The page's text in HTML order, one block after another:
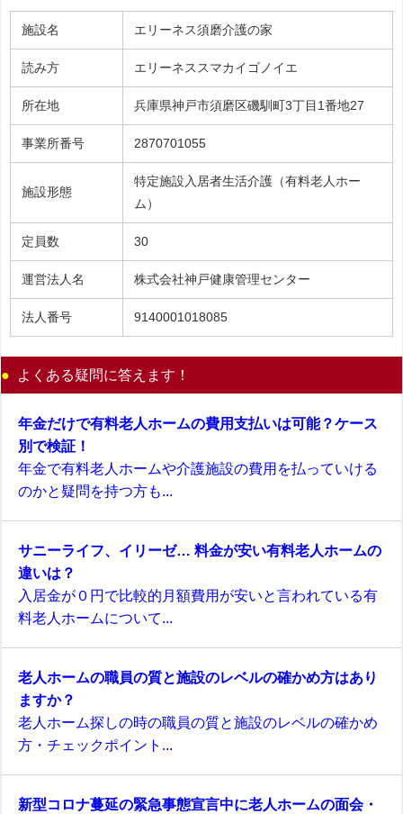
施設名 エリーネス須磨介護の家
読み方 エリーネススマカイゴノイエ
所在地 兵庫県神戸市須磨区磯馴町3丁目1番地27
事業所番号 2870701055
施設形態
特定施設入居者生活介護（有料老人ホー
ム）
定員数 30
運営法人名 株式会社神戸健康管理センター
法人番号 9140001018085
よくある疑問に答えます！
年金だけで有料老人ホームの費用支払いは可能？ケース
別で検証！
年金で有料老人ホームや介護施設の費用を払っていける
のかと疑問を持つ方も...
サニーライフ、イリーゼ… 料金が安い有料老人ホームの
違いは？
入居金が０円で比較的月額費用が安いと言われている有
料老人ホームについて...
老人ホームの職員の質と施設のレベルの確かめ方はあり
ますか？
老人ホーム探しの時の職員の質と施設のレベルの確かめ
方・チェックポイント...
新型コロナ蔓延の緊急事態宣言中に老人ホームの面会・